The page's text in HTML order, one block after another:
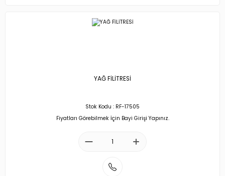
YAĞ FİLİTRESİ
Stok Kodu : RF-17505
Fiyatları Görebilmek İçin Bayi Girişi Yapınız.